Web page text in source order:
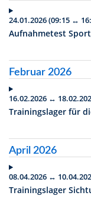
24.01.2026 (09:15 ↔
Aufnahmetest
Februar 2026
16.02.2026 ↔
Trainingslager für
April 2026
08.04.2026 ↔
Trainingslager